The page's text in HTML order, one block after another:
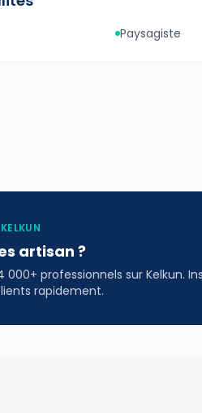
Paysagiste
artisan ?
000+ professionnels sur Kelkun.
rapidement.